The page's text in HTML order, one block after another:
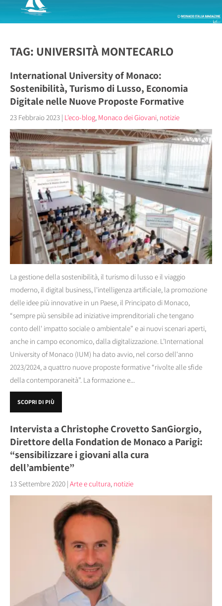
TAG: UNIVERSITÀ MONTECARLO
International University of Monaco:
Sostenibilità, Turismo di Lusso, Economia
Digitale nelle Nuove Proposte Formative
23 Febbraio 2023 | L'eco-blog, Monaco dei Giovani, notizie
La gestione della sostenibilità, il turismo di lusso e il viaggio
moderno, il digital business, l'intelligenza artificiale, la promozione
delle idee più innovative in un Paese, il Principato di Monaco,
“sempre più sensibile ad iniziative imprenditoriali che tengano
conto dell' impatto sociale o ambientale” e ai nuovi scenari aperti,
anche in campo economico, dalla digitalizzazione. L’International
University of Monaco (IUM) ha dato avvio, nel corso dell'anno
2023/2024, a quattro nuove proposte formative “rivolte alle sfide
della contemporaneità”. La formazione e...
SCOPRI DI PIÙ
Intervista a Christophe Crovetto SanGiorgio,
Direttore della Fondation de Monaco a Parigi:
“sensibilizzare i giovani alla cura
dell’ambiente”
13 Settembre 2020 | Arte e cultura, notizie